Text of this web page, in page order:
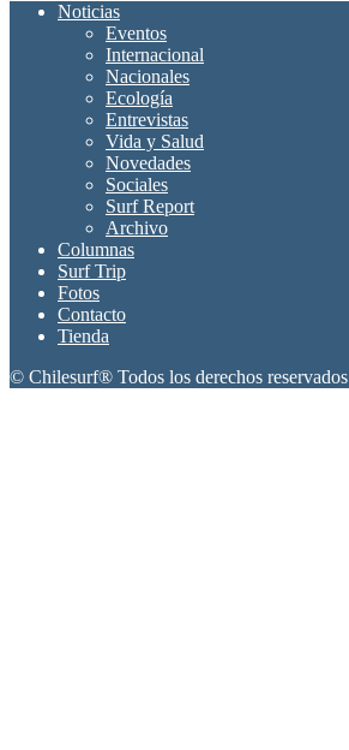
Noticias
Eventos
Internacional
Nacionales
Ecología
Entrevistas
Vida y Salud
Novedades
Sociales
Surf Report
Archivo
Columnas
Surf Trip
Fotos
Contacto
Tienda
© Chilesurf® Todos los derechos reservados